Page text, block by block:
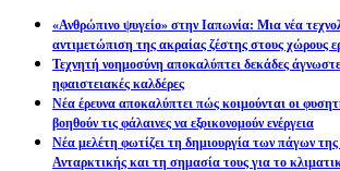
«Ανθρώπινο ψυγείο» στην Ιαπωνία: Μια νέα
αντιμετώπιση της ακραίας ζέστης στους χώρους
Τεχνητή νοημοσύνη αποκαλύπτει δεκάδες
ηφαιστειακές καλδέρες
Νέα έρευνα αποκαλύπτει πώς κοιμούνται οι
βοηθούν τις φάλαινες να εξοικονομούν ενέργεια
Νέα μελέτη φωτίζει τη δημιουργία των πάγων
Ανταρκτικής και τη σημασία τους για το